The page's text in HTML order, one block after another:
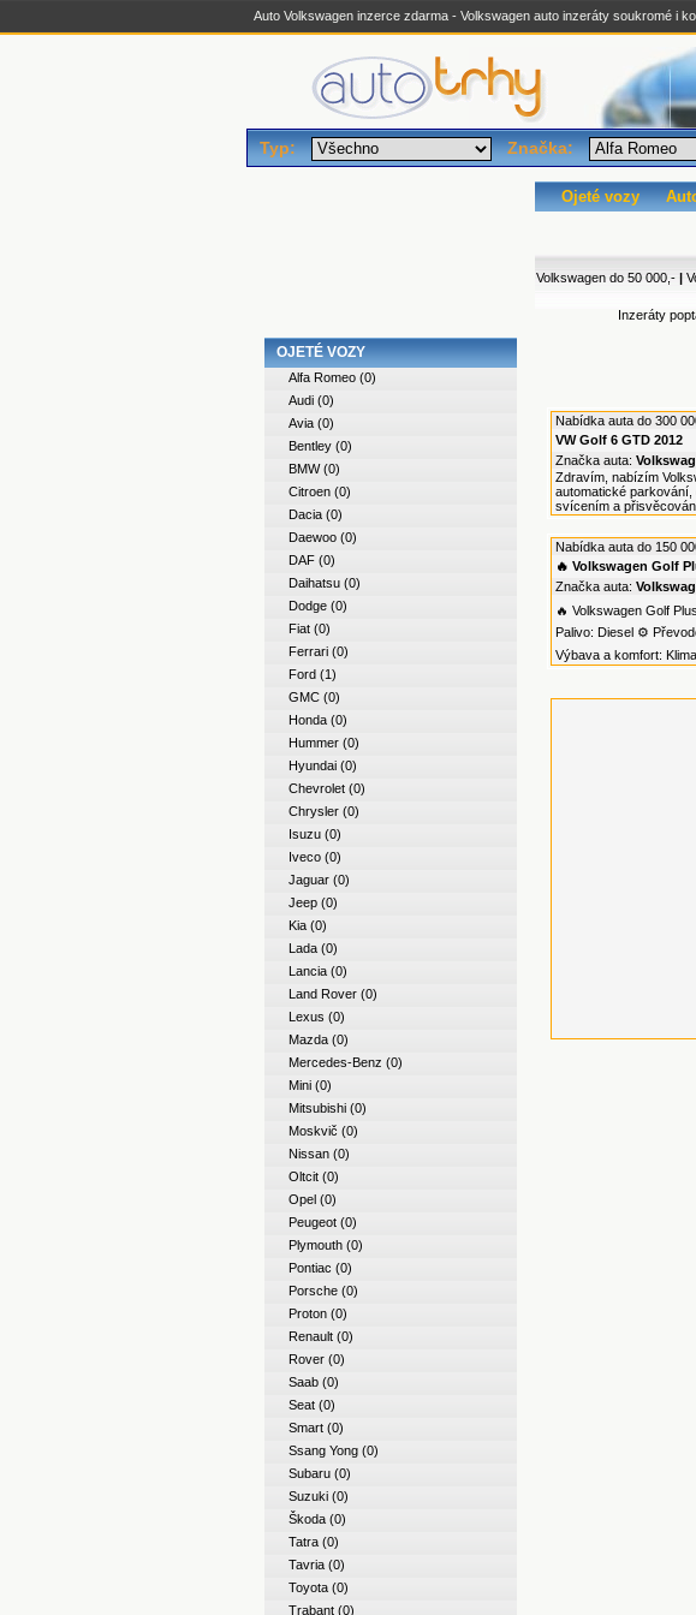
Auto Volkswagen inzerce zdarma - Volkswagen auto inzeráty soukromé i
Typ: Značka:
OJETÉ VOZY
Alfa Romeo(0)
Audi(0)
Avia(0)
Bentley(0)
BMW(0)
Citroen(0)
Dacia(0)
Daewoo(0)
DAF(0)
Daihatsu(0)
Dodge(0)
Fiat(0)
Ferrari(0)
Ford(1)
GMC(0)
Honda(0)
Hummer(0)
Hyundai(0)
Chevrolet(0)
Chrysler(0)
Isuzu(0)
Iveco(0)
Jaguar(0)
Jeep(0)
Kia(0)
Lada(0)
Lancia(0)
Land Rover(0)
Lexus (0)
Mazda(0)
Mercedes-Benz (0)
Mini(0)
Mitsubishi(0)
Moskvič (0)
Nissan(0)
Oltcit(0)
Opel(0)
Peugeot(0)
Plymouth(0)
Pontiac (0)
Porsche(0)
Proton(0)
Renault(0)
Rover(0)
Saab(0)
Seat(0)
Smart(0)
Ssang Yong(0)
Subaru(0)
Suzuki(0)
Škoda(0)
Tatra(0)
Tavria(0)
Toyota(0)
Trabant(0)
Ojeté vozy
Volkswagen do 50 000,- |
Inzeráty
Nabídka auta do 300
VW Golf 6 GTD 2012
Značka auta:
Zdravím, nabízím
automatické
svícením a
Nabídka auta do 150
🔥 Volkswagen Golf
Značka auta:
🔥 Volkswagen Golf
Palivo: Diesel ⚙️
Výbava a komfort: